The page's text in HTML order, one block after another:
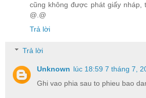
cũng không được phát giấy nháp,
@.@
Trả lời
Trả lời
Unknown lúc 18:59 7 tháng 7,
Ghi vao phia sau to phieu bao